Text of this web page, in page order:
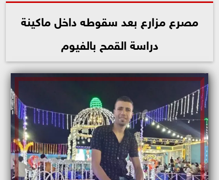
مصرع مزارع بعد سقوطه داخل ماكينة
دراسة القمح بالفيوم